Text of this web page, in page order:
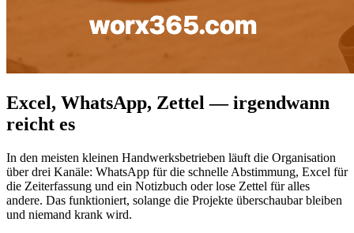
Excel, WhatsApp, Zettel — irgendwann
reicht es
In den meisten kleinen Handwerksbetrieben läuft die Organisation
über drei Kanäle: WhatsApp für die schnelle Abstimmung, Excel für
die Zeiterfassung und ein Notizbuch oder lose Zettel für alles
andere. Das funktioniert, solange die Projekte überschaubar bleiben
und niemand krank wird.